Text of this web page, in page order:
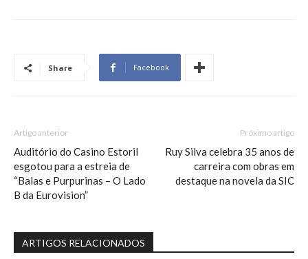
Share Facebook
Artigo anterior
Auditório do Casino Estoril
esgotou para a estreia de
“Balas e Purpurinas – O Lado
B da Eurovision”
Próximo artigo
Ruy Silva celebra 35 anos de
carreira com obras em
destaque na novela da SIC
ARTIGOS RELACIONADOS